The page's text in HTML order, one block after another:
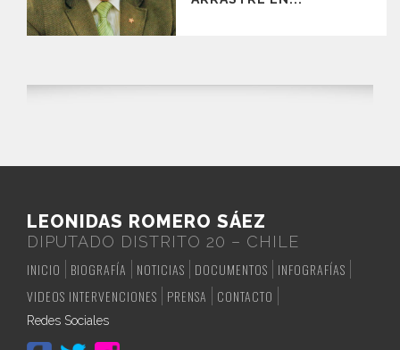
LEONIDAS ROMERO SÁEZ
DIPUTADO DISTRITO 20 – CHILE
INICIO
BIOGRAFÍA NOTICIAS DOCUMENTOS
INFOGRAFÍAS
VIDEOS INTERVENCIONES
PRENSA CONTACTO
Redes Sociales